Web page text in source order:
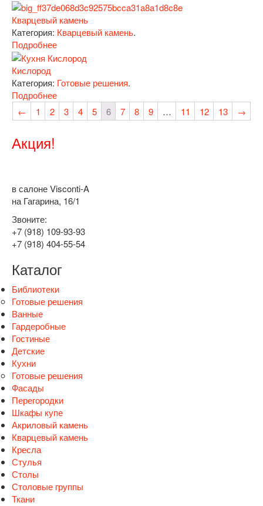
Кварцевый камень
Категория: Кварцевый камень.
Подробнее
Кислород
Категория: Готовые решения.
Подробнее
←
1 2 3 4 5 6 7 8 9 … 11 12 13 →
Акция!
в салоне Visconti-A
на Гагарина, 16/1
Звоните:
+7 (918) 109-93-93
+7 (918) 404-55-54
Каталог
Библиотеки
Готовые решения
Ванные
Гардеробные
Гостиные
Детские
Кухни
Готовые решения
Фасады
Перегородки
Шкафы купе
Акриловый камень
Кварцевый камень
Кресла
Стулья
Столы
Столовые группы
Ткани